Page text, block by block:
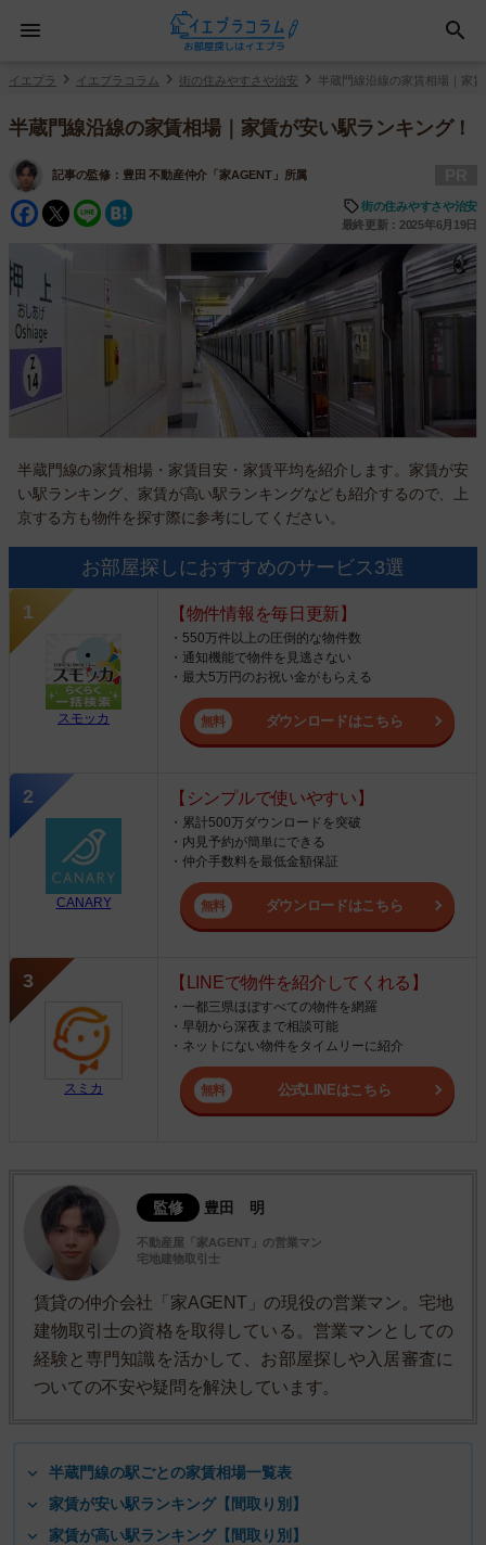
イエプラ イエプラコラム 街の住みやすさや治安 半蔵門線沿線の家賃相場｜家
半蔵門線沿線の家賃相場｜家賃が安い駅ランキング！
記事の監修： 豊田 不動産仲介「家AGENT」所属
Facebook
Twitter
Line
街の住みやすさや治安
最終更新：2025年6月19日
半蔵門線の家賃相場・家賃目安・家賃平均を紹介します。家賃が安
い駅ランキング、家賃が高い駅ランキングなども紹介するので、上
京する方も物件を探す際に参考にしてください。
お部屋探しにおすすめのサービス3選
スモッカ
【物件情報を毎日更新】
・550万件以上の圧倒的な物件数
・通知機能で物件を見逃さない
・最大5万円のお祝い金がもらえる
ダウンロードはこちら
CANARY
【シンプルで使いやすい】
・累計500万ダウンロードを突破
・内見予約が簡単にできる
・仲介手数料を最低金額保証
ダウンロードはこちら
スミカ
【LINEで物件を紹介してくれる】
・一都三県ほぼすべての物件を網羅
・早朝から深夜まで相談可能
・ネットにない物件をタイムリーに紹介
公式LINEはこちら
監修 豊田 明
不動産屋「家AGENT」の営業マン
宅地建物取引士
賃貸の仲介会社「家AGENT」の現役の営業マン。宅地
建物取引士の資格を取得している。営業マンとしての
経験と専門知識を活かして、お部屋探しや入居審査に
ついての不安や疑問を解決しています。
半蔵門線の駅ごとの家賃相場一覧表
家賃が安い駅ランキング【間取り別】
家賃が高い駅ランキング【間取り別】